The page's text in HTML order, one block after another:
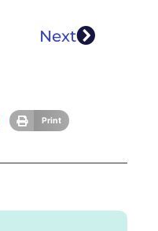
Next
Print